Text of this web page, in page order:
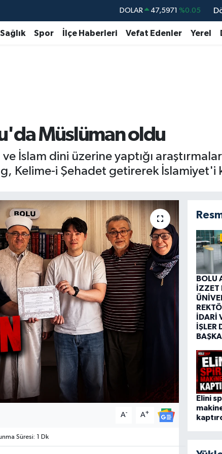
DOLAR 47,5971 %0.05
EURO 55,1336 %0.18
Sağlık Spor İlçe Haberleri Vefat Edenler Yerel
Müslüman oldu
İslam dini üzerine yaptığı
Kelime-i Şehadet getirerek İslamiyet'i
A- A+
Süresi: 1 Dk
BOLU
İZZET
İDARİ
İŞLER
Elini